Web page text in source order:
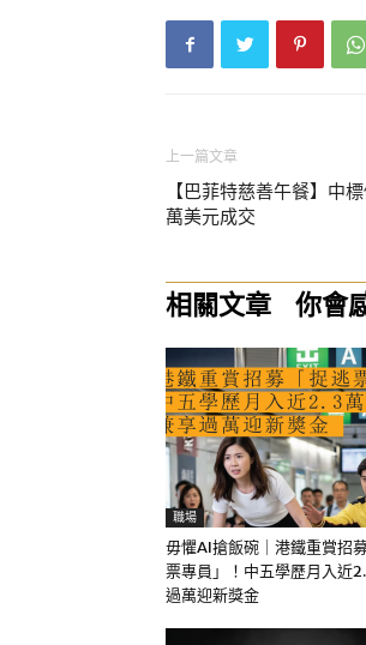
上一篇文章
【巴菲特慈善午餐】中
萬美元成交
相關文章 你會
職場
毋懼AI搶飯碗｜港鐵重賞招
票專員」！中五學歷月入近
過萬迎新獎金